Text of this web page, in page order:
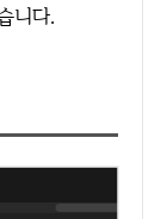
니다.